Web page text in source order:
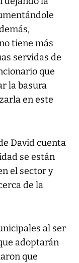
tiene más
servidas de
que
la basura
en este
David cuenta
se están
el sector y
de la
al ser
adoptarán
que